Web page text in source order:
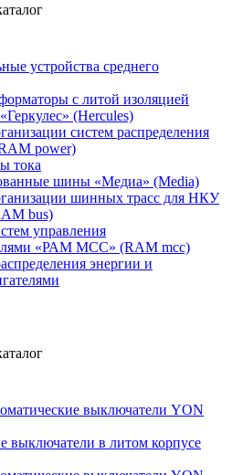
устройства среднего
с литой изоляцией
(Hercules)
систем распределения
power)
тока
шины «Медиа» (Media)
шинных трасс для НКУ
bus)
управления
«РАМ МСС» (RAM mcc)
энергии и
выключатели YON
выключатели в литом корпусе